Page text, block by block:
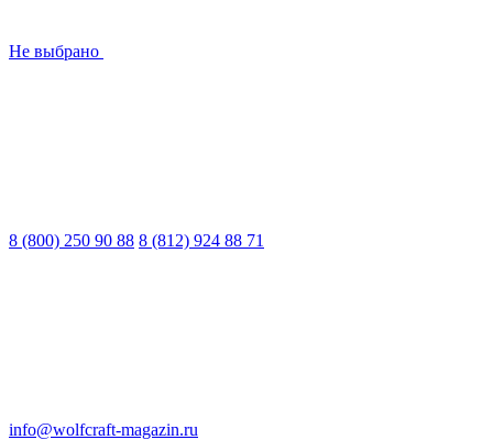
Не выбрано
8 (800) 250 90 88 8 (812) 924 88 71
info@wolfcraft-magazin.ru